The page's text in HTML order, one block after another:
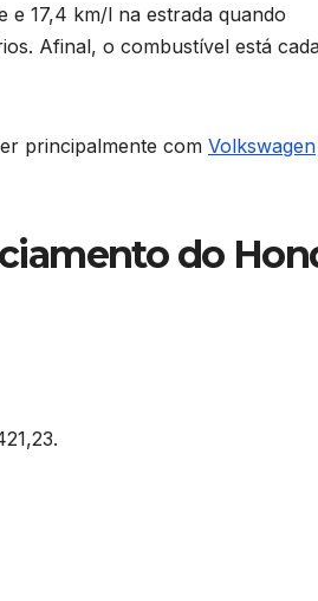
e 17,4 km/l na estrada quando
Afinal, o combustível está
principalmente com Volkswagen
do